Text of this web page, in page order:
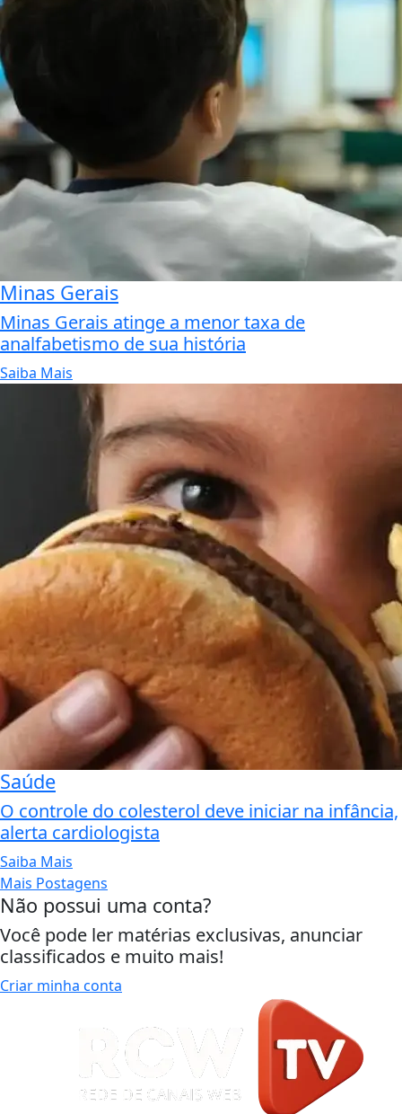
Minas Gerais
Minas Gerais atinge a menor taxa de
analfabetismo de sua história
Saiba Mais
Saúde
O controle do colesterol deve iniciar na infância,
alerta cardiologista
Saiba Mais
Mais Postagens
Não possui uma conta?
Você pode ler matérias exclusivas, anunciar
classificados e muito mais!
Criar minha conta